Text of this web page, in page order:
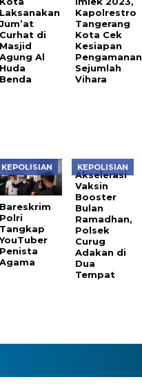
Laksanakan
Jum’at
Curhat di
Masjid
Agung Al
Huda
Benda
Kapolrestro
Tangerang
Kota Cek
Kesiapan
Pengamanan
Sejumlah
Vihara
KEPOLISIAN
Bareskrim
Polri
Tangkap
Penista
Agama
KEPOLISIAN
Akselerasi
Vaksin
Booster
Bulan
Ramadhan,
Polsek
Curug
Adakan di
Dua
Tempat